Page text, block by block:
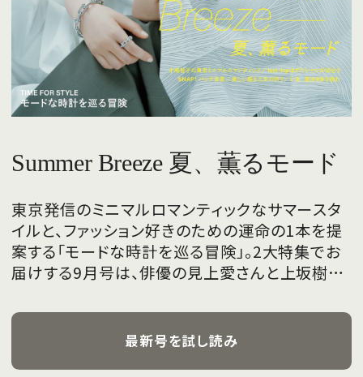
Summer Breeze 夏、薫るモード
東京発信のミニマルロマンティックなサマースタ
イルと、ファッション好きのための運命の1本を提
案する「モードな時計を巡る冒険」。2大特集でお
届けする9月号は、俳優の見上愛さんと上坂樹里
飾ります。
最新号を試し読み